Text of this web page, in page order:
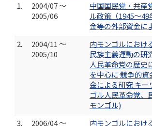
1.
2004/07 ～
2005/06
中国国民党・共産
ル政策（1945～
金等の外部資金に
2.
2004/11 ～
2005/10
内モンゴルにおけ
民族主義運動の研
人民革命党の歴史
を中心に―― 競争的
金による研究 キ
ゴル人民革命党、
モンゴル)
3.
2006/04 ～ 内モンゴルにおけ